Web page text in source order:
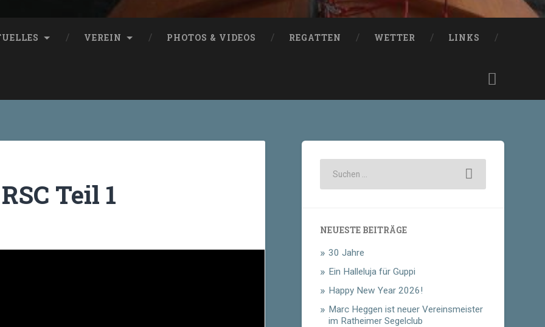
VEREIN PHOTOS & VIDEOS REGATTEN WETTER LINKS
Teil 1
NEUESTE BEITRÄGE
30 Jahre
Ein Halleluja für Guppi
Happy New Year 2026!
Marc Heggen ist neuer Vereinsmeister
im Ratheimer Segelclub